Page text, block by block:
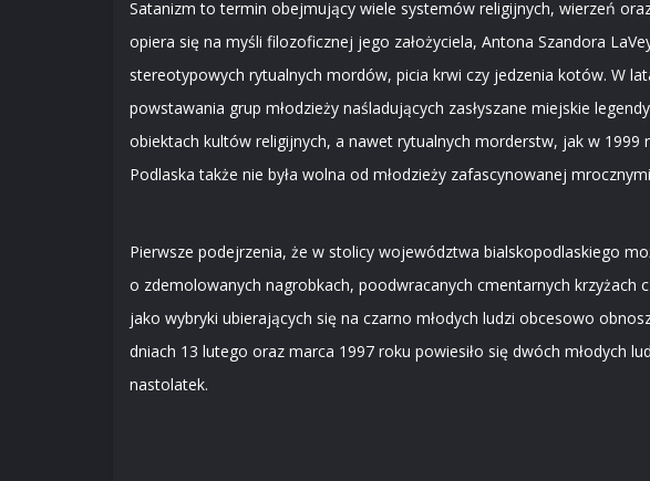
Satanizm to termin obejmujący wiele systemów religijnych, wierzeń
opiera się na myśli filozoficznej jego założyciela, Antona Szandora
stereotypowych rytualnych mordów, picia krwi czy jedzenia kotów. W
powstawania grup młodzieży naśladujących zasłyszane miejskie
obiektach kultów religijnych, a nawet rytualnych morderstw, jak w 1999
Podlaska także nie była wolna od młodzieży zafascynowanej
Pierwsze podejrzenia, że w stolicy województwa bialskopodlaskiego
o zdemolowanych nagrobkach, poodwracanych cmentarnych
jako wybryki ubierających się na czarno młodych ludzi obcesowo
dniach 13 lutego oraz marca 1997 roku powiesiło się dwóch młodych
nastolatek.